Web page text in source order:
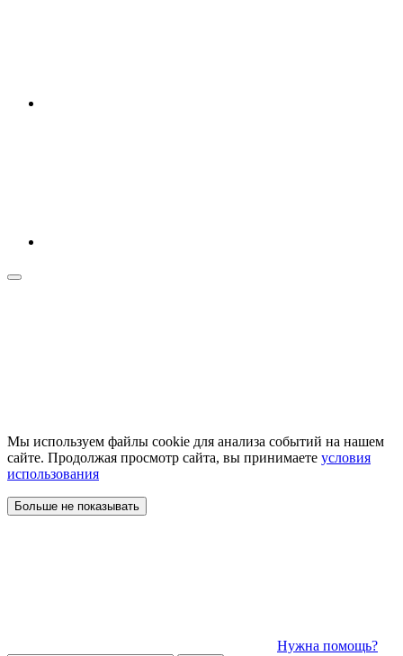
Мы используем файлы cookie для анализа событий на нашем
сайте. Продолжая просмотр сайта, вы принимаете условия
использования
Больше не показывать
Нужна помощь?